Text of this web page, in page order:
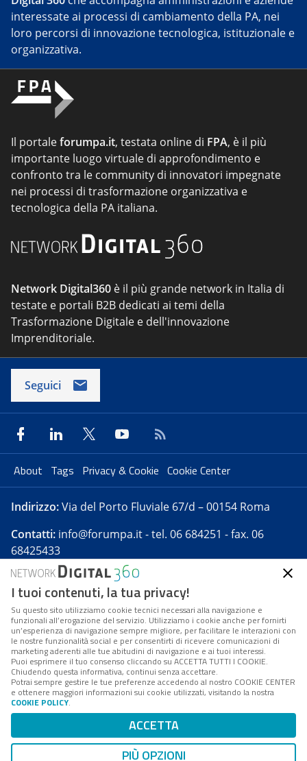
interessate ai processi di cambiamento della PA, nei
loro percorsi di innovazione tecnologica, istituzionale e
organizzativa.
Il portaleforumpa.it, testata online di FPA, è il più
importante luogo virtuale di approfondimento e
confronto tra le community di innovatori impegnate
nei processi di trasformazione organizzativa e
tecnologica della PA italiana.
Network Digital360 è il più grande network in Italia di
testate e portali B2B dedicati ai temi della
Trasformazione Digitale e dell'innovazione
Imprenditoriale.
Seguici
About Tags Privacy & Cookie Cookie Center
Indirizzo:Via del Porto Fluviale 67/d – 00154 Roma
Contatti: info@forumpa.it- tel. 06 684251 - fax. 06
68425433
Forumpa.itè una pubblicazione telematica iscritta
presso Registro della stampa del Tribunale di Roma -
Reg. n. 182 del 2 maggio 2008 - Direttore resp. Michela
Stentella
FPA s.r.l. è società soggetta a Direzione e
Coordinamento da parte di Digital360 S.p.A. - FPA s.r.l.
è un'azienda certificata per il sistema di management
Codice Fiscale/Partita IVA n. 10693191008 - R.E.A. Roma
n. 1249791. ISP AWS
Mappa del sito
I tuoi contenuti, la tua privacy!
Su questo sito utilizziamo cookie tecnici necessari alla navigazione e
funzionali all’erogazione del servizio. Utilizziamo i cookie anche per fornirti
un’esperienza di navigazione sempre migliore, per facilitare le interazioni con
le nostre funzionalità social e per consentirti di ricevere comunicazioni di
marketing aderenti alle tue abitudini di navigazione e ai tuoi interessi.
Puoi esprimere il tuo consenso cliccando su ACCETTA TUTTI I COOKIE.
Chiudendo questa informativa, continui senza accettare.
Potrai sempre gestire le tue preferenze accedendo al nostro COOKIE CENTER
e ottenere maggiori informazioni sui cookie utilizzati, visitando la nostra
COOKIE POLICY.
ACCETTA
PIÙ OPZIONI